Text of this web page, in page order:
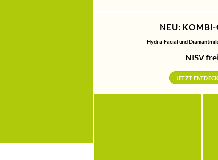
Hydra-Facial und Diamantmikrodermabrasion